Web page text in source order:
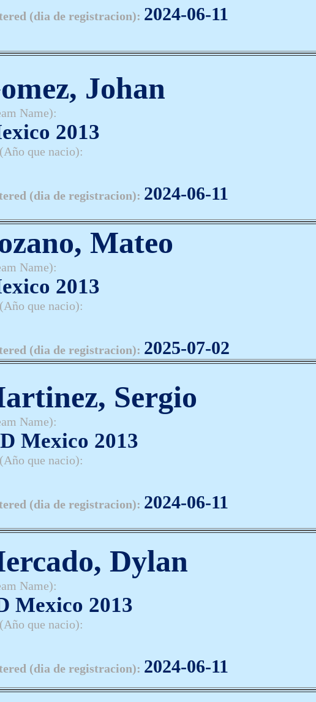
(dia de registracion): 2024-06-11
Johan
Name):
2013
que nacio):
(dia de registracion): 2024-06-11
Mateo
Name):
2013
que nacio):
(dia de registracion): 2025-07-02
Sergio
Name):
Mexico 2013
que nacio):
(dia de registracion): 2024-06-11
Dylan
Name):
Mexico 2013
que nacio):
(dia de registracion): 2024-06-11